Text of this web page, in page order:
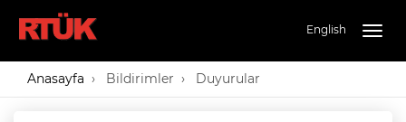
English
Anasayfa Bildirimler Duyurular